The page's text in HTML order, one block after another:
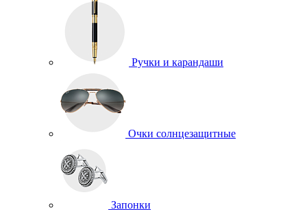
Ручки и карандаши
Очки солнцезащитные
Запонки